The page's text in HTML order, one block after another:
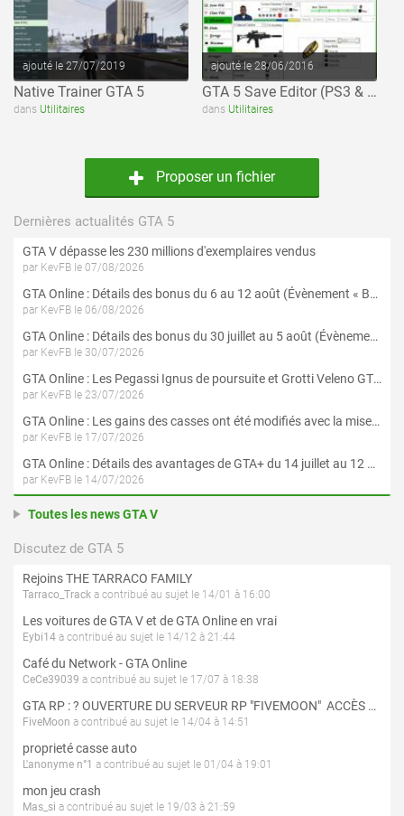
ajouté le 27/07/2019
Native Trainer GTA 5
dans Utilitaires
ajouté le 28/06/2016
GTA 5 Save Editor (PS3 & Xbox 360)
dans Utilitaires
Proposer un fichier
Dernières actualités GTA 5
GTA V dépasse les 230 millions d'exemplaires vendus
par KevFB le 07/08/2026
GTA Online : Détails des bonus du 6 au 12 août (Évènement « Braquages de l'été » - Suite et fin)
par KevFB le 06/08/2026
GTA Online : Détails des bonus du 30 juillet au 5 août (Évènement « Braquages d'été »)
par KevFB le 30/07/2026
GTA Online : Les Pegassi Ignus de poursuite et Grotti Veleno GT sont maintenant disponibles
par KevFB le 23/07/2026
GTA Online : Les gains des casses ont été modifiés avec la mise à jour « Le Braquage du Kortz Center »
par KevFB le 17/07/2026
GTA Online : Détails des avantages de GTA+ du 14 juillet au 12 août
par KevFB le 14/07/2026
Toutes les news GTA V
Discutez de GTA 5
Rejoins THE TARRACO FAMILY
Tarraco_Track a contribué au sujet le 14/01 à 16:00
Les voitures de GTA V et de GTA Online en vrai
Eybi14 a contribué au sujet le 14/12 à 21:44
Café du Network - GTA Online
CeCe39039 a contribué au sujet le 17/07 à 18:38
GTA RP : ? OUVERTURE DU SERVEUR RP "FIVEMOON"  ACCÈS LIBRE ?
FiveMoon a contribué au sujet le 14/04 à 14:51
proprieté casse auto
L'anonyme n°1 a contribué au sujet le 01/04 à 19:01
mon jeu crash
Mas_si a contribué au sujet le 19/03 à 21:59